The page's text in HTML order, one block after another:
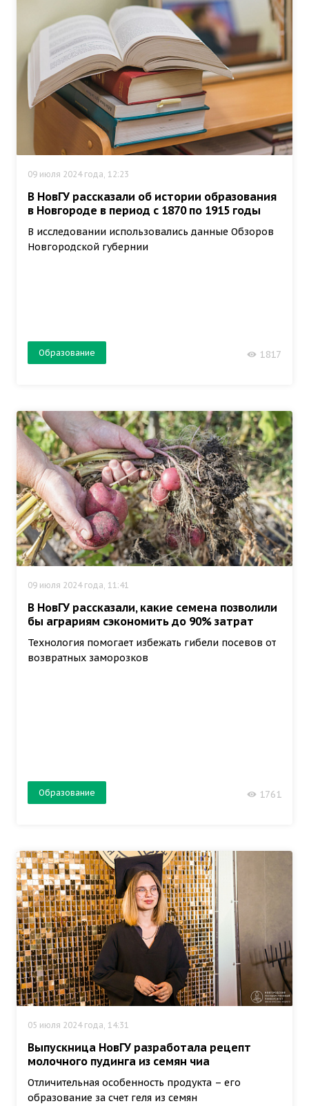
09 июля 2024 года, 12:23
В НовГУ рассказали об истории образования
в Новгороде в период с 1870 по 1915 годы
В исследовании использовались данные Обзоров
Новгородской губернии
Образование 1817
09 июля 2024 года, 11:41
В НовГУ рассказали, какие семена позволили
бы аграриям сэкономить до 90% затрат
Технология помогает избежать гибели посевов от
возвратных заморозков
Образование 1761
05 июля 2024 года, 14:31
Выпускница НовГУ разработала рецепт
молочного пудинга из семян чиа
Отличительная особенность продукта – его
образование за счет геля из семян